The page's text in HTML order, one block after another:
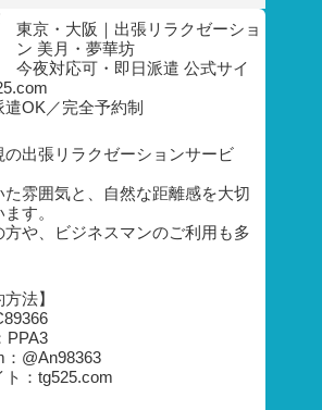
東京・大阪｜出張リラクゼーショ
ン 美月・夢華坊
今夜対応可・即日派遣 公式サイ
遣OK／完全予約制
の出張リラクゼーションサービ
た雰囲気と、自然な距離感を大切
す。
方や、ビジネスマンのご利用も多
方法】
PPA3
：@An98363
ト：tg525.com